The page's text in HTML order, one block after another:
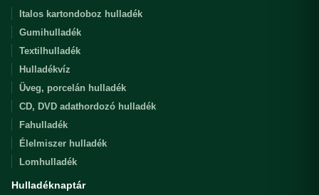
Italos kartondoboz hulladék
Gumihulladék
Textilhulladék
Hulladékvíz
Üveg, porcelán hulladék
CD, DVD adathordozó hulladék
Fahulladék
Élelmiszer hulladék
Lomhulladék
Hulladéknaptár